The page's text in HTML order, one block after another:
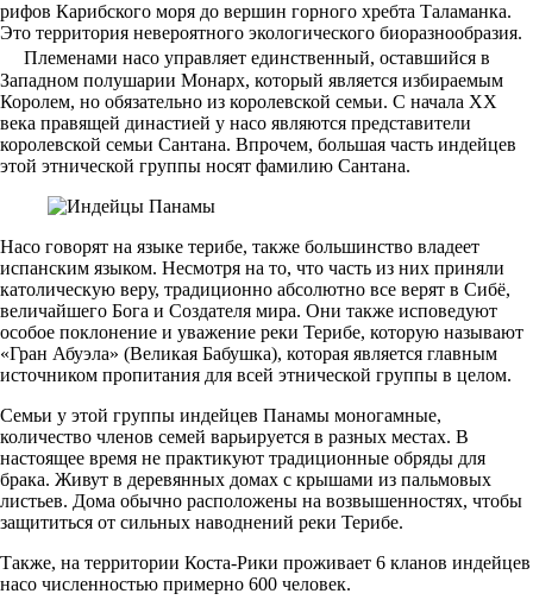
рифов Карибского моря до вершин горного хребта Таламанка.
Это территория невероятного экологического биоразнообразия.
Племенами насо управляет единственный, оставшийся в
Западном полушарии Монарх, который является избираемым
Королем, но обязательно из королевской семьи. С начала XX
века правящей династией у насо являются представители
королевской семьи Сантана. Впрочем, большая часть индейцев
этой этнической группы носят фамилию Сантана.
Насо говорят на языке терибе, также большинство владеет
испанским языком. Несмотря на то, что часть из них приняли
католическую веру, традиционно абсолютно все верят в Сибё,
величайшего Бога и Создателя мира. Они также исповедуют
особое поклонение и уважение реки Терибе, которую называют
«Гран Абуэла» (Великая Бабушка), которая является главным
источником пропитания для всей этнической группы в целом.
Семьи у этой группы индейцев Панамы моногамные,
количество членов семей варьируется в разных местах. В
настоящее время не практикуют традиционные обряды для
брака. Живут в деревянных домах с крышами из пальмовых
листьев. Дома обычно расположены на возвышенностях, чтобы
защититься от сильных наводнений реки Терибе.
Также, на территории Коста-Рики проживает 6 кланов индейцев
насо численностью примерно 600 человек.